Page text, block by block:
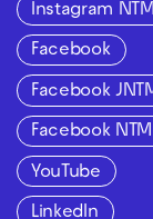
Instagram
Facebook
Facebook
Facebook
YouTube
LinkedIn